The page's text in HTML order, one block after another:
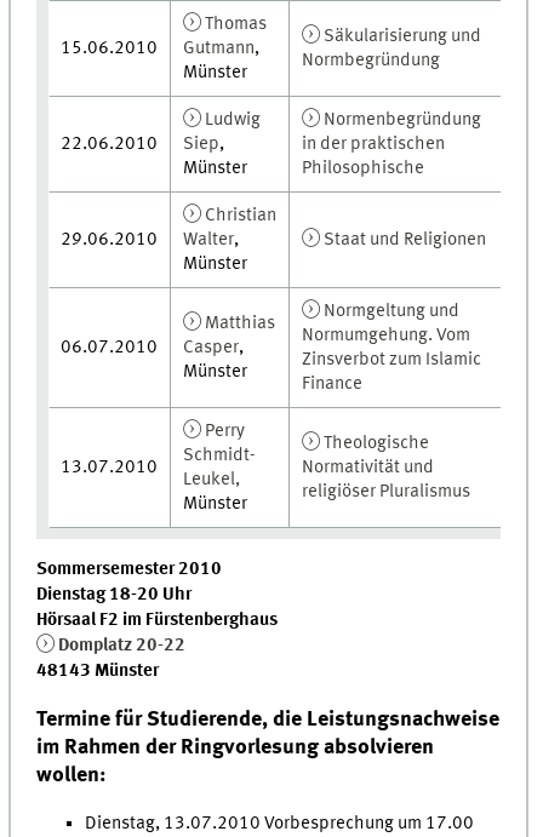
15.06.2010
Thomas
Gutmann,
Münster
Säkularisierung und
Normbegründung
22.06.2010
Ludwig
Siep,
Münster
Normenbegründung
in der praktischen
Philosophische
29.06.2010
Christian
Walter,
Münster
Staat und Religionen
06.07.2010
Matthias
Casper,
Münster
Normgeltung und
Normumgehung. Vom
Zinsverbot zum Islamic
Finance
13.07.2010
Perry
Schmidt-
Leukel,
Münster
Theologische
Normativität und
religiöser Pluralismus
Sommersemester 2010
Dienstag 18-20 Uhr
Hörsaal F2 im Fürstenberghaus
Domplatz 20-22
48143 Münster
Termine für Studierende, die Leistungsnachweise
im Rahmen der Ringvorlesung absolvieren
wollen:
Dienstag, 13.07.2010 Vorbesprechung um 17.00